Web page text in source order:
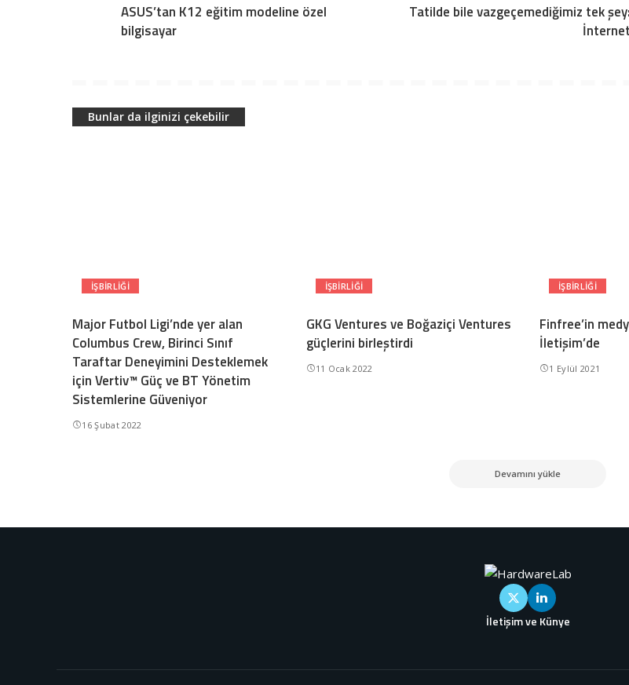
ASUS’tan K12 eğitim modeline özel
bilgisayar
Tatilde bile vazgeçemediğimiz tek şey:
İnternet
Bunlar da ilginizi çekebilir
İŞBIRLIĞI
Major Futbol Ligi’nde yer alan
Columbus Crew, Birinci Sınıf
Taraftar Deneyimini Desteklemek
için Vertiv™ Güç ve BT Yönetim
Sistemlerine Güveniyor
16 Şubat 2022
İŞBIRLIĞI
GKG Ventures ve Boğaziçi Ventures
güçlerini birleştirdi
11 Ocak 2022
İŞBIRLIĞI
Finfree’in
İletişim’de
1 Eylül 2021
Devamını yükle
İletişim ve Künye